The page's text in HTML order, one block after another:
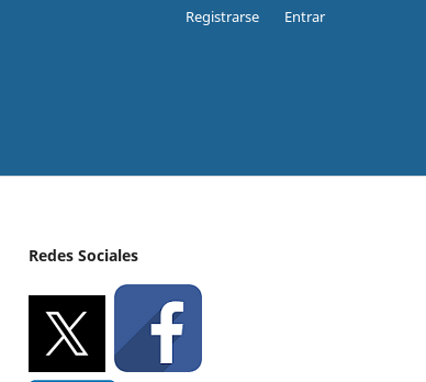
Registrarse Entrar
Redes Sociales